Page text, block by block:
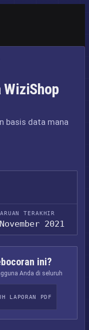
basis data mana
TERAKHIR
2021
ini?
Anda di seluruh
LAPORAN PDF